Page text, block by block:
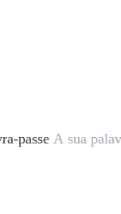
passe